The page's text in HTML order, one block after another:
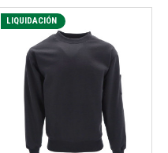
LIQUIDACIÓN